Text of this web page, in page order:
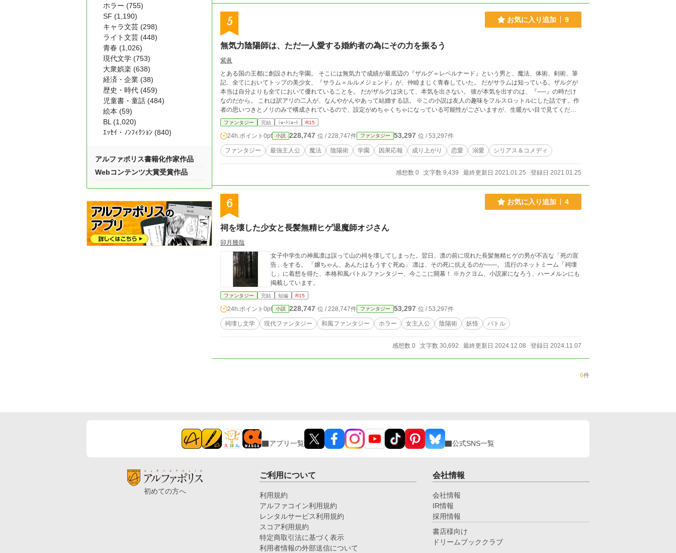
5 お気に入り追加 9
無気力陰陽師は、ただ一人愛する婚約者の為にその力を振るう
紫眞
とある国の王都に創設された学園。 そこには無気力で成績が最底辺の『ザルグ＝レベルナード』という男と、魔法、体術、剣術、筆
記、全てにおいてトップの美少女、『サラム＝ルルメジェンド』が、仲睦まじく青春していた。 だがサラムは知っている。ザルグが
本当は自分よりも全てにおいて優れていることを。 だがザルグは決して、本気を出さない。 彼が本気を出すのは、『──』の時だけ
なのだから。 これは訳アリの二人が、なんやかんやあって結婚する話。 ※この小説は友人の趣味をフルスロットルにした話です。作
者の思いつきとノリのみで構成されているので、設定がめちゃくちゃになっている可能性がございますが、生暖かい目で見てくださ
い。この話が刺さったら友人と杯を交わせますね。 ※この作品はノベルアップ＋様、カクヨム様にも掲載中です。
ファンタジー 完結 ｼｮｰﾄｼｮｰﾄ R15
24h.ポイント 0pt 小説 228,747 位 / 228,747件 ファンタジー 53,297 位 / 53,297件
ファンタジー 最強主人公 魔法 陰陽術 学園 因果応報 成り上がり 恋愛 溺愛 シリアス＆コメディ
感想数 0 文字数 9,439 最終更新日 2021.01.25 登録日 2021.01.25
6 お気に入り追加 4
祠を壊した少女と長髪無精ヒゲ退魔師オジさん
卯月幾哉
女子中学生の神風凛は誤って山の祠を壊してしまった。翌日、凛の前に現れた長髪無精ヒゲの男が不吉な「死の宣
告」をする。 「嬢ちゃん、あんたはもうすぐ死ぬ」 凛は、その死に抗えるのか――。 流行のネットミーム「祠壊
し」に着想を得た、本格和風バトルファンタジー、今ここに開幕！ ※カクヨム、小説家になろう、ハーメルンにも
掲載しています。
ファンタジー 完結 短編 R15
24h.ポイント 0pt 小説 228,747 位 / 228,747件 ファンタジー 53,297 位 / 53,297件
祠壊し文学 現代ファンタジー 和風ファンタジー ホラー 女主人公 陰陽術 妖怪 バトル
感想数 0 文字数 30,692 最終更新日 2024.12.08 登録日 2024.11.07
6件
ホラー (755)
SF (1,190)
キャラ文芸 (298)
ライト文芸 (448)
青春 (1,026)
現代文学 (753)
大衆娯楽 (638)
経済・企業 (38)
歴史・時代 (459)
児童書・童話 (484)
絵本 (59)
BL (1,020)
ｴｯｾｲ・ﾉﾝﾌｨｸｼｮﾝ (840)
アルファポリス書籍化作家作品
Webコンテンツ大賞受賞作品
アプリ一覧 公式SNS一覧
初めての方へ
ご利用について
利用規約
アルファコイン利用規約
レンタルサービス利用規約
スコア利用規約
特定商取引法に基づく表示
利用者情報の外部送信について
会社情報
会社情報
IR情報
採用情報
書店様向け
ドリームブッククラブ